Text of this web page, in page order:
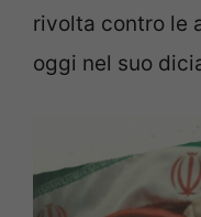
rivolta contro le
oggi nel suo